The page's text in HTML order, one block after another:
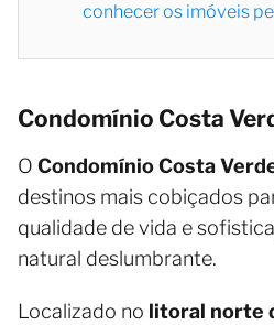
conhecer os imóveis
Condomínio Costa
O Condomínio Costa
destinos mais cobiçados
qualidade de vida e
natural deslumbrante.
Localizado no litoral norte